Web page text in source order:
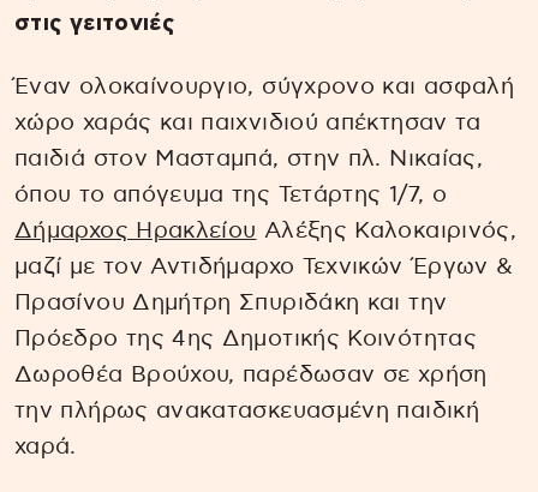
στις γειτονιές
Έναν ολοκαίνουργιο, σύγχρονο και ασφαλή
χώρο χαράς και παιχνιδιού απέκτησαν τα
παιδιά στον Μασταμπά, στην πλ. Νικαίας,
όπου το απόγευμα της Τετάρτης 1/7, ο
Δήμαρχος Ηρακλείου Αλέξης Καλοκαιρινός,
μαζί με τον Αντιδήμαρχο Τεχνικών Έργων &
Πρασίνου Δημήτρη Σπυριδάκη και την
Πρόεδρο της 4ης Δημοτικής Κοινότητας
Δωροθέα Βρούχου, παρέδωσαν σε χρήση
την πλήρως ανακατασκευασμένη παιδική
χαρά.